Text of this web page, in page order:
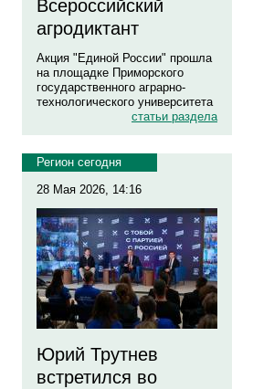
Всероссийский
агродиктант
Акция "Единой России" прошла
на площадке Приморского
государственного аграрно-
технологического университета
статьи раздела
Регион сегодня
28 Мая 2026, 14:16
Юрий Трутнев
встретился во